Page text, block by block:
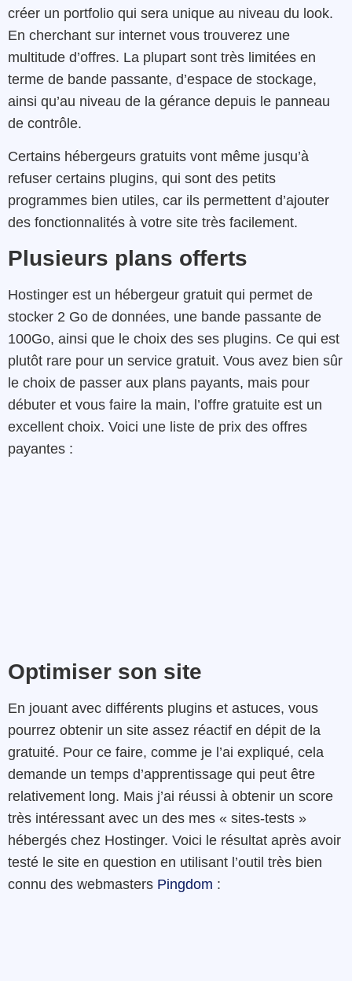
créer un portfolio qui sera unique au niveau du look.
En cherchant sur internet vous trouverez une
multitude d’offres. La plupart sont très limitées en
terme de bande passante, d’espace de stockage,
ainsi qu’au niveau de la gérance depuis le panneau
de contrôle.
Certains hébergeurs gratuits vont même jusqu’à
refuser certains plugins, qui sont des petits
programmes bien utiles, car ils permettent d’ajouter
des fonctionnalités à votre site très facilement.
Plusieurs plans offerts
Hostinger est un hébergeur gratuit qui permet de
stocker 2 Go de données, une bande passante de
100Go, ainsi que le choix des ses plugins. Ce qui est
plutôt rare pour un service gratuit. Vous avez bien sûr
le choix de passer aux plans payants, mais pour
débuter et vous faire la main, l’offre gratuite est un
excellent choix. Voici une liste de prix des offres
payantes :
Optimiser son site
En jouant avec différents plugins et astuces, vous
pourrez obtenir un site assez réactif en dépit de la
gratuité. Pour ce faire, comme je l’ai expliqué, cela
demande un temps d’apprentissage qui peut être
relativement long. Mais j’ai réussi à obtenir un score
très intéressant avec un des mes « sites-tests »
hébergés chez Hostinger. Voici le résultat après avoir
testé le site en question en utilisant l’outil très bien
connu des webmasters Pingdom :